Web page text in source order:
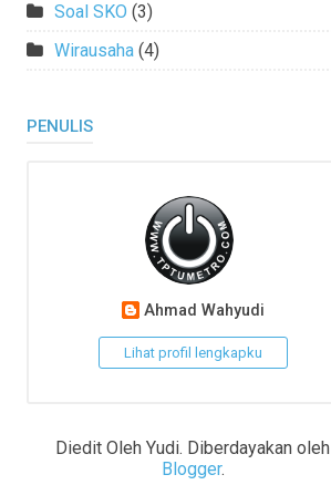
Soal SKO (3)
Wirausaha (4)
PENULIS
Ahmad Wahyudi
Lihat profil lengkapku
Diedit Oleh Yudi. Diberdayakan oleh
Blogger.